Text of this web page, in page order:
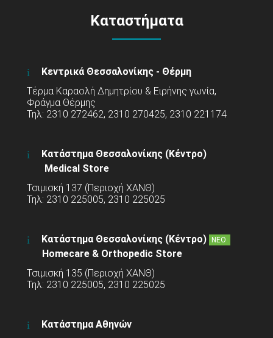
Καταστήματα
Κεντρικά Θεσσαλονίκης - Θέρμη
Τέρμα Καραολή Δημητρίου & Ειρήνης γωνία,
Φράγμα Θέρμης
Τηλ: 2310 272462, 2310 270425, 2310 221174
Κατάστημα Θεσσαλονίκης (Κέντρο)
Medical Store
Τσιμισκή 137 (Περιοχή ΧΑΝΘ)
Τηλ: 2310 225005, 2310 225025
Κατάστημα Θεσσαλονίκης (Κέντρο) ΝΕΟ
Homecare & Orthopedic Store
Τσιμισκή 135 (Περιοχή ΧΑΝΘ)
Τηλ: 2310 225005, 2310 225025
Κατάστημα Αθηνών